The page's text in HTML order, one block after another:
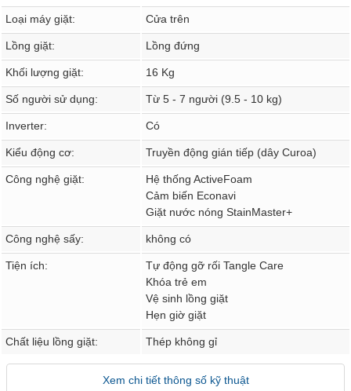
Loại máy giặt: Cửa trên
Lồng giặt: Lồng đứng
Khối lượng giặt: 16 Kg
Số người sử dụng: Từ 5 - 7 người (9.5 - 10 kg)
Inverter: Có
Kiểu động cơ: Truyền động gián tiếp (dây Curoa)
Công nghệ giặt:
Hệ thống ActiveFoam
Cảm biến Econavi
Giặt nước nóng StainMaster+
Công nghệ sấy: không có
Tiện ích:
Tự động gỡ rối Tangle Care
Khóa trẻ em
Vệ sinh lồng giặt
Hẹn giờ giặt
Chất liệu lồng giặt: Thép không gỉ
Xem chi tiết thông số kỹ thuật